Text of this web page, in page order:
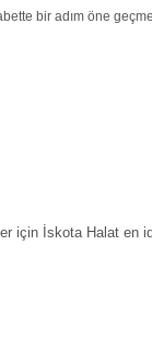
bir adım öne
için İskota Halat en